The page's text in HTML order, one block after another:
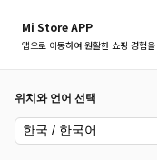
Mi Store APP
앱으로 이동하여 원활한 쇼핑 경험
위치와 언어 선택
한국 / 한국어